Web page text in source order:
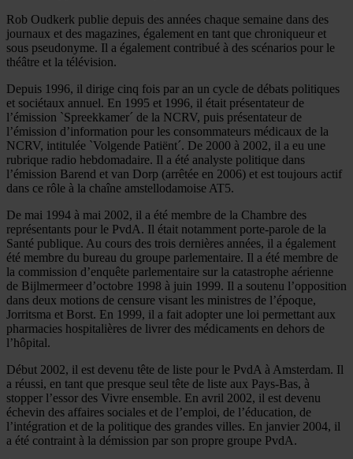
Rob Oudkerk publie depuis des années chaque semaine dans des
journaux et des magazines, également en tant que chroniqueur et
sous pseudonyme. Il a également contribué à des scénarios pour le
théâtre et la télévision.
Depuis 1996, il dirige cinq fois par an un cycle de débats politiques
et sociétaux annuel. En 1995 et 1996, il était présentateur de
l’émission `Spreekkamer´ de la NCRV, puis présentateur de
l’émission d’information pour les consommateurs médicaux de la
NCRV, intitulée `Volgende Patiënt´. De 2000 à 2002, il a eu une
rubrique radio hebdomadaire. Il a été analyste politique dans
l’émission Barend et van Dorp (arrêtée en 2006) et est toujours actif
dans ce rôle à la chaîne amstellodamoise AT5.
De mai 1994 à mai 2002, il a été membre de la Chambre des
représentants pour le PvdA. Il était notamment porte-parole de la
Santé publique. Au cours des trois dernières années, il a également
été membre du bureau du groupe parlementaire. Il a été membre de
la commission d’enquête parlementaire sur la catastrophe aérienne
de Bijlmermeer d’octobre 1998 à juin 1999. Il a soutenu l’opposition
dans deux motions de censure visant les ministres de l’époque,
Jorritsma et Borst. En 1999, il a fait adopter une loi permettant aux
pharmacies hospitalières de livrer des médicaments en dehors de
l’hôpital.
Début 2002, il est devenu tête de liste pour le PvdA à Amsterdam. Il
a réussi, en tant que presque seul tête de liste aux Pays-Bas, à
stopper l’essor des Vivre ensemble. En avril 2002, il est devenu
échevin des affaires sociales et de l’emploi, de l’éducation, de
l’intégration et de la politique des grandes villes. En janvier 2004, il
a été contraint à la démission par son propre groupe PvdA.